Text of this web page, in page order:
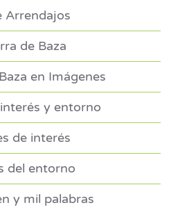
Arrendajos
de Baza
en Imágenes
y entorno
de interés
del entorno
y mil palabras